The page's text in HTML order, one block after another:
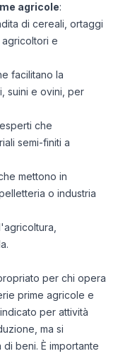
agricole:
di cereali, ortaggi
e
facilitano la
suini e ovini, per
che
semi-finiti a
mettono in
o industria
per chi opera
prime agricole e
per attività
ma si
beni. È importante